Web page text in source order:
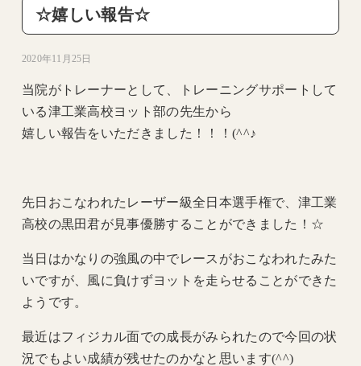
☆嬉しい報告☆
2020年11月25日
当院がトレーナーとして、トレーニングサポートして
いる津工業高校ヨット部の先生から
嬉しい報告をいただきました！！！(^^♪
先日おこなわれたレーザー級全日本選手権で、津工業
高校の黒田君が見事優勝することができました！☆
当日はかなりの強風の中でレースがおこなわれたみた
いですが、風に負けずヨットを走らせることができた
ようです。
最近はフィジカル面での成長がみられたので今回の状
況でもよい成績が残せたのかなと思います(^^)